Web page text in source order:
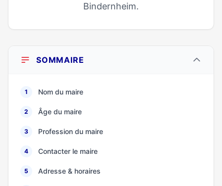
Bindernheim.
SOMMAIRE
1 Nom du maire
2 Âge du maire
3 Profession du maire
4 Contacter le maire
5 Adresse & horaires